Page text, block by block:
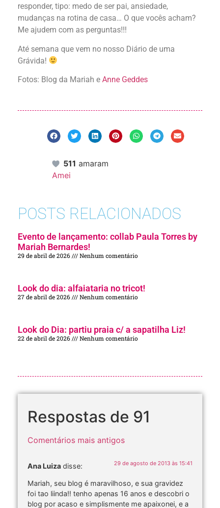
responder, tipo: medo de ser pai, ansiedade,
mudanças na rotina de casa… O que vocês acham?
Me ajudem com as perguntas!!!
Até semana que vem no nosso Diário de uma
Grávida!
Fotos: Blog da Mariah e Anne Geddes
511 amaram
Amei
POSTS RELACIONADOS
Evento de lançamento: collab Paula Torres by
Mariah Bernardes!
29 de abril de 2026 Nenhum comentário
Look do dia: alfaiataria no tricot!
27 de abril de 2026 Nenhum comentário
Look do Dia: partiu praia c/ a sapatilha Liz!
22 de abril de 2026 Nenhum comentário
Respostas de 91
Comentários mais antigos
Ana Luiza disse: 29 de agosto de 2013 às 15:41
Mariah, seu blog é maravilhoso, e sua gravidez
foi tao liinda!! tenho apenas 16 anos e descobri o
blog por acaso e simplismente me apaixonei, e a